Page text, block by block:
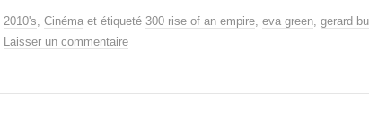
2010's Cinéma et étiqueté 300 rise of an empire eva green gerard
Laisser un commentaire